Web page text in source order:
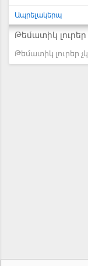
Ապրելակերպ
Թեմատիկ լուրեր
Թեմատիկ լուրեր